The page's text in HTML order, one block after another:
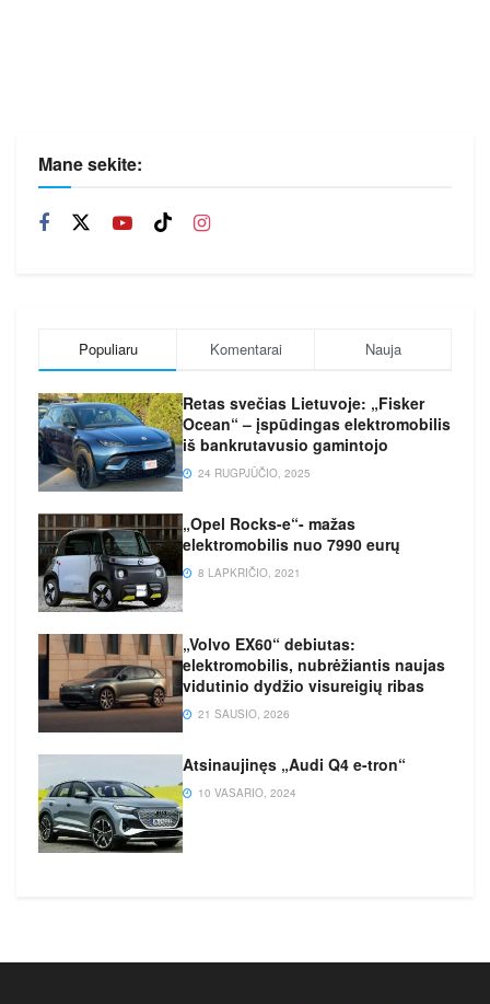
Mane sekite:
Populiaru Komentarai Nauja
Retas svečias Lietuvoje: „Fisker
Ocean“ – įspūdingas elektromobilis
iš bankrutavusio gamintojo
24 RUGPJŪČIO, 2025
„Opel Rocks-e“- mažas
elektromobilis nuo 7990 eurų
8 LAPKRIČIO, 2021
„Volvo EX60“ debiutas:
elektromobilis, nubrėžiantis naujas
vidutinio dydžio visureigių ribas
21 SAUSIO, 2026
Atsinaujinęs „Audi Q4 e-tron“
10 VASARIO, 2024